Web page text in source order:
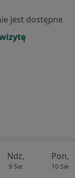
jest dostępne
Ndz,
9 Sie
Pon,
10 Sie